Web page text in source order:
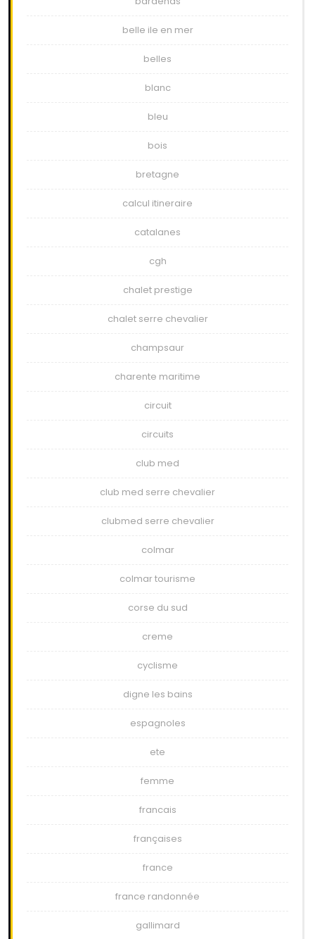
belle ile en mer
belles
blanc
bleu
bois
bretagne
calcul itineraire
catalanes
cgh
chalet prestige
chalet serre chevalier
champsaur
charente maritime
circuit
circuits
club med
club med serre chevalier
clubmed serre chevalier
colmar
colmar tourisme
corse du sud
creme
cyclisme
digne les bains
espagnoles
ete
femme
francais
françaises
france
france randonnée
gallimard